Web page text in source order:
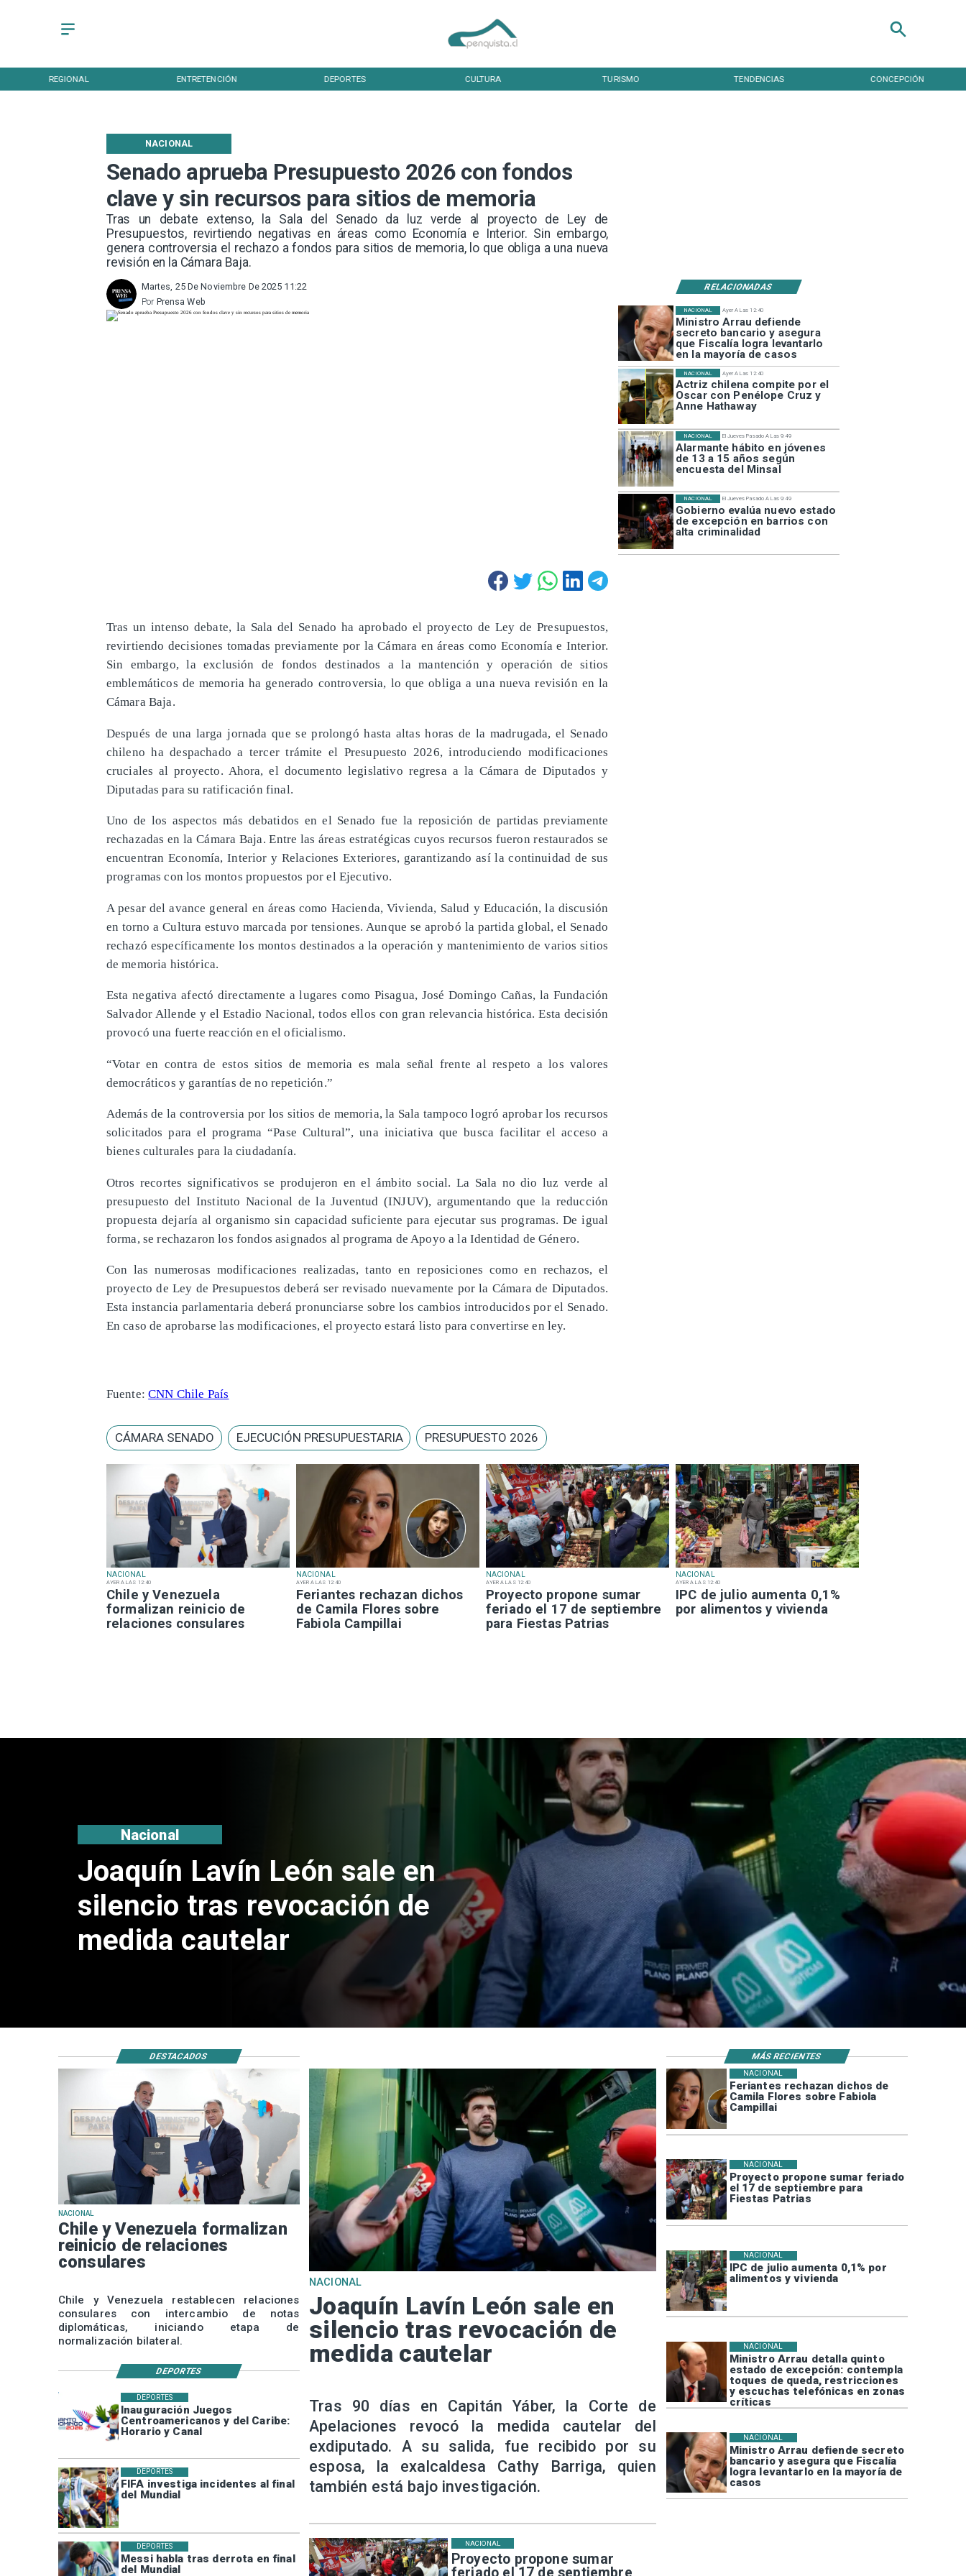
REGIONAL ENTRETENCIÓN DEPORTES CULTURA TURISMO TENDENCIAS CONCEPCIÓN
Senado aprueba Presupuesto 2026 con fondos
clave y sin recursos para sitios de memoria
Tras un debate extenso, la Sala del Senado da luz verde al proyecto de Ley de
Presupuestos, revirtiendo negativas en áreas como Economía e Interior. Sin embargo,
genera controversia el rechazo a fondos para sitios de memoria, lo que obliga a una nueva
revisión en la Cámara Baja.
NACIONAL
RELACIONADAS
Martes, 25 De Noviembre De 2025 11:22
Prensa Web
Por
NACIONAL
AYER A LAS 12:40
Chile y Venezuela
formalizan reinicio de
relaciones consulares
NACIONAL
AYER A LAS 12:40
Feriantes rechazan dichos
de Camila Flores sobre
Fabiola Campillai
NACIONAL
AYER A LAS 12:40
Proyecto propone sumar
feriado el 17 de septiembre
para Fiestas Patrias
NACIONAL
AYER A LAS 12:40
IPC de julio aumenta 0,1%
por alimentos y vivienda
Ayer A Las 12:40
Ministro Arrau defiende
secreto bancario y asegura
que Fiscalía logra levantarlo
en la mayoría de casos
NACIONAL
Ayer A Las 12:40
Actriz chilena compite por el
Oscar con Penélope Cruz y
Anne Hathaway
NACIONAL
El Jueves Pasado A Las 9:49
Alarmante hábito en jóvenes
de 13 a 15 años según
encuesta del Minsal
NACIONAL
El Jueves Pasado A Las 9:49
Gobierno evalúa nuevo estado
de excepción en barrios con
alta criminalidad
NACIONAL
Tras un intenso debate, la Sala del Senado ha aprobado el proyecto de Ley de Presupuestos,
revirtiendo decisiones tomadas previamente por la Cámara en áreas como Economía e Interior.
Sin embargo, la exclusión de fondos destinados a la mantención y operación de sitios
emblemáticos de memoria ha generado controversia, lo que obliga a una nueva revisión en la
Cámara Baja.
Después de una larga jornada que se prolongó hasta altas horas de la madrugada, el Senado
chileno ha despachado a tercer trámite el Presupuesto 2026, introduciendo modificaciones
cruciales al proyecto. Ahora, el documento legislativo regresa a la Cámara de Diputados y
Diputadas para su ratificación final.
Uno de los aspectos más debatidos en el Senado fue la reposición de partidas previamente
rechazadas en la Cámara Baja. Entre las áreas estratégicas cuyos recursos fueron restaurados se
encuentran Economía, Interior y Relaciones Exteriores, garantizando así la continuidad de sus
programas con los montos propuestos por el Ejecutivo.
A pesar del avance general en áreas como Hacienda, Vivienda, Salud y Educación, la discusión
en torno a Cultura estuvo marcada por tensiones. Aunque se aprobó la partida global, el Senado
rechazó específicamente los montos destinados a la operación y mantenimiento de varios sitios
de memoria histórica.
Esta negativa afectó directamente a lugares como Pisagua, José Domingo Cañas, la Fundación
Salvador Allende y el Estadio Nacional, todos ellos con gran relevancia histórica. Esta decisión
provocó una fuerte reacción en el oficialismo.
“Votar en contra de estos sitios de memoria es mala señal frente al respeto a los valores
democráticos y garantías de no repetición.”
Además de la controversia por los sitios de memoria, la Sala tampoco logró aprobar los recursos
solicitados para el programa “Pase Cultural”, una iniciativa que busca facilitar el acceso a
bienes culturales para la ciudadanía.
Otros recortes significativos se produjeron en el ámbito social. La Sala no dio luz verde al
presupuesto del Instituto Nacional de la Juventud (INJUV), argumentando que la reducción
propuesta dejaría al organismo sin capacidad suficiente para ejecutar sus programas. De igual
forma, se rechazaron los fondos asignados al programa de Apoyo a la Identidad de Género.
Con las numerosas modificaciones realizadas, tanto en reposiciones como en rechazos, el
proyecto de Ley de Presupuestos deberá ser revisado nuevamente por la Cámara de Diputados.
Esta instancia parlamentaria deberá pronunciarse sobre los cambios introducidos por el Senado.
En caso de aprobarse las modificaciones, el proyecto estará listo para convertirse en ley.
Fuente:CNN Chile País
CÁMARA SENADO EJECUCIÓN PRESUPUESTARIA PRESUPUESTO 2026
Chile y Venezuela formalizan
reinicio de relaciones
consulares
Feriantes rechazan dichos de
Camila Flores sobre Fabiola
Campillai
NACIONAL
Proyecto propone sumar feriado
el 17 de septiembre para
Fiestas Patrias
NACIONAL
IPC de julio aumenta 0,1% por
alimentos y vivienda
NACIONAL
Ministro Arrau detalla quinto
estado de excepción: contempla
toques de queda, restricciones
y escuchas telefónicas en zonas
críticas
NACIONAL
Ministro Arrau defiende secreto
bancario y asegura que Fiscalía
logra levantarlo en la mayoría de
casos
NACIONAL
Inauguración Juegos
Centroamericanos y del Caribe:
Horario y Canal
DEPORTES
FIFA investiga incidentes al final
del Mundial
DEPORTES
Messi habla tras derrota en final
del Mundial
DEPORTES
Proyecto propone sumar
feriado el 17 de septiembre
NACIONAL
NACIONAL
Chile y Venezuela formalizan
reinicio de relaciones
consulares
Chile y Venezuela restablecen relaciones
consulares con intercambio de notas
diplomáticas, iniciando etapa de
normalización bilateral.
NACIONAL
Joaquín Lavín León sale en
silencio tras revocación de
medida cautelar
Tras 90 días en Capitán Yáber, la Corte de
Apelaciones revocó la medida cautelar del
exdiputado. A su salida, fue recibido por su
esposa, la exalcaldesa Cathy Barriga, quien
también está bajo investigación.
DESTACADOS MÁS RECIENTES
DEPORTES